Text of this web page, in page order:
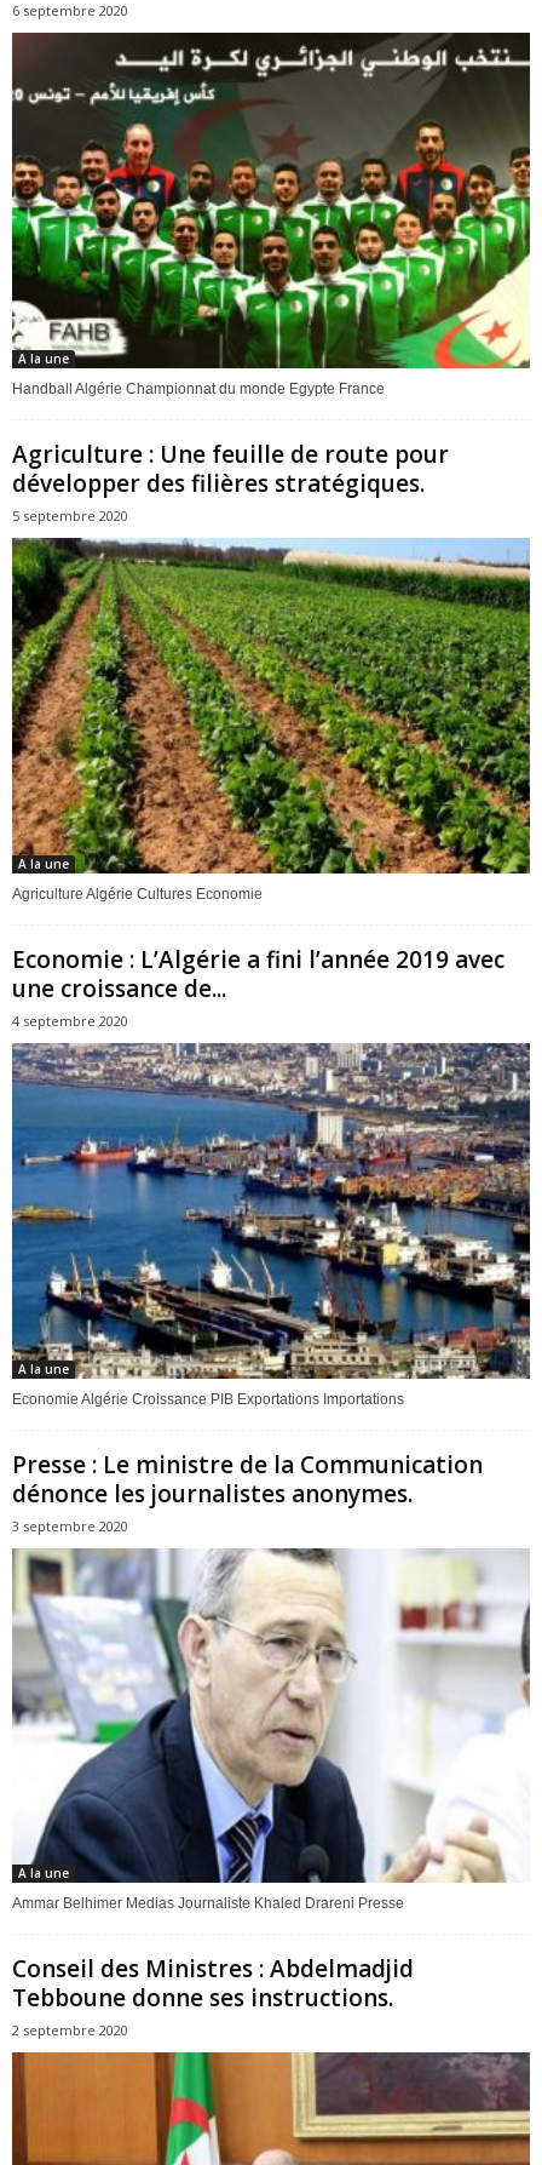
6 septembre 2020
A la une
Handball Algérie Championnat du monde Egypte France
Agriculture : Une feuille de route pour
développer des filières stratégiques.
5 septembre 2020
A la une
Agriculture Algérie Cultures Economie
Economie : L’Algérie a fini l’année 2019 avec
une croissance de...
4 septembre 2020
A la une
Economie Algérie Croissance PIB Exportations Importations
Presse : Le ministre de la Communication
dénonce les journalistes anonymes.
3 septembre 2020
A la une
Ammar Belhimer Medias Journaliste Khaled Drareni Presse
Conseil des Ministres : Abdelmadjid
Tebboune donne ses instructions.
2 septembre 2020